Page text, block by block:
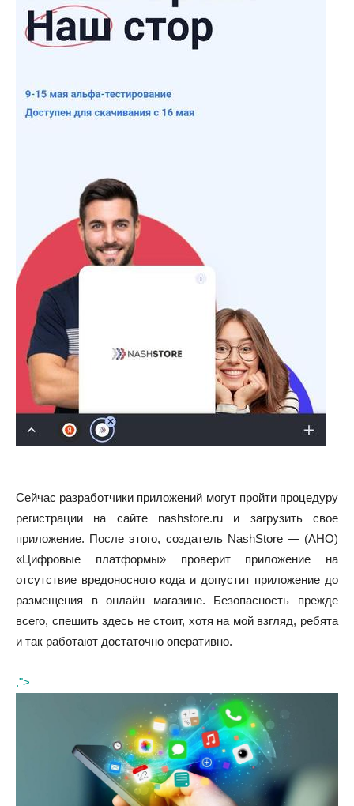
Сейчас разработчики приложений могут пройти процедуру
регистрации на сайте nashstore.ru и загрузить свое
приложение. После этого, создатель NashStore — (АНО)
«Цифровые платформы» проверит приложение на
отсутствие вредоносного кода и допустит приложение до
размещения в онлайн магазине. Безопасность прежде
всего, спешить здесь не стоит, хотя на мой взгляд, ребята
и так работают достаточно оперативно.
.">